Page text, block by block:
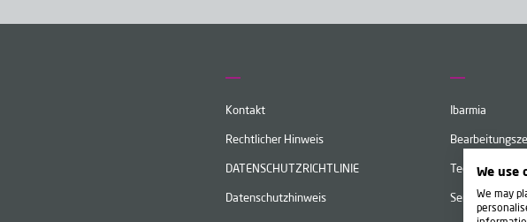
Kontakt
Rechtlicher Hinweis
DATENSCHUTZRICHTLINIE
Datenschutzhinweis
Ibarmia
Technologie
Service
We use
We may